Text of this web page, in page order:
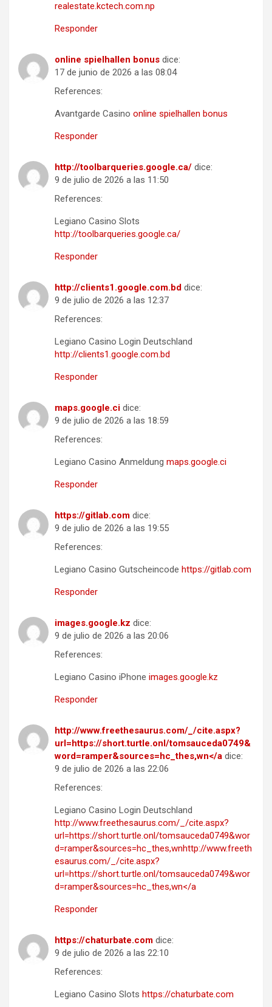
realestate.kctech.com.np
Responder
online spielhallen bonus dice:
17 de junio de 2026 a las 08:04
References:
Avantgarde Casino online spielhallen bonus
Responder
http://toolbarqueries.google.ca/ dice:
9 de julio de 2026 a las 11:50
References:
Legiano Casino Slots
http://toolbarqueries.google.ca/
Responder
http://clients1.google.com.bd dice:
9 de julio de 2026 a las 12:37
References:
Legiano Casino Login Deutschland
http://clients1.google.com.bd
Responder
maps.google.ci dice:
9 de julio de 2026 a las 18:59
References:
Legiano Casino Anmeldung maps.google.ci
Responder
https://gitlab.com dice:
9 de julio de 2026 a las 19:55
References:
Legiano Casino Gutscheincode https://gitlab.com
Responder
images.google.kz dice:
9 de julio de 2026 a las 20:06
References:
Legiano Casino iPhone images.google.kz
Responder
http://www.freethesaurus.com/_/cite.aspx?
url=https://short.turtle.onl/tomsauceda0749&
word=ramper&sources=hc_thes,wn</a dice:
9 de julio de 2026 a las 22:06
References:
Legiano Casino Login Deutschland
http://www.freethesaurus.com/_/cite.aspx?
url=https://short.turtle.onl/tomsauceda0749&wor
d=ramper&sources=hc_thes,wnhttp://www.freeth
esaurus.com/_/cite.aspx?
url=https://short.turtle.onl/tomsauceda0749&wor
d=ramper&sources=hc_thes,wn</a
Responder
https://chaturbate.com dice:
9 de julio de 2026 a las 22:10
References:
Legiano Casino Slots https://chaturbate.com